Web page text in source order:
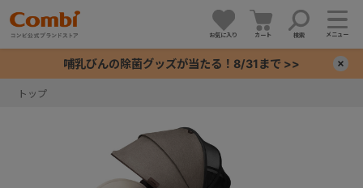
お気に入り カート 検索 メニュー
哺乳びんの除菌グッズが当たる！8/31まで >>
トップ